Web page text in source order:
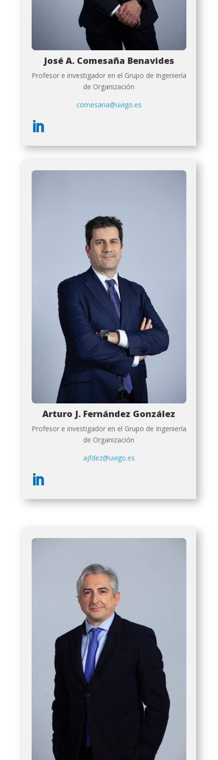
José A. Comesaña Benavides
Profesor e investigador en el Grupo de Ingeniería
de Organización
comesana@uvigo.es
Arturo J. Fernández González
Profesor e investigador en el Grupo de Ingeniería
de Organización
ajfdez@uvigo.es